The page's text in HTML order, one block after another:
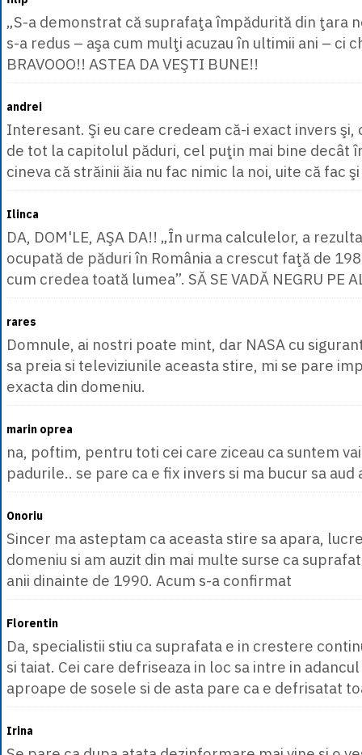
„S-a demonstrat că suprafaţa împădurită din ţara
s-a redus – aşa cum mulţi acuzau în ultimii ani – ci
BRAVOOO!! ASTEA DA VEŞTI BUNE!!
andrei
Interesant. Şi eu care credeam că-i exact invers
de tot la capitolul păduri, cel puţin mai bine decât
cineva că străinii ăia nu fac nimic la noi, uite că fac
Ilinca
DA, DOM'LE, AŞA DA!! „În urma calculelor, a
ocupată de păduri în România a crescut faţă de
cum credea toată lumea”. SĂ SE VADĂ NEGRU PE
rares
Domnule, ai nostri poate mint, dar NASA cu
sa preia si televiziunile aceasta stire, mi se pare
exacta din domeniu.
marin oprea
na, poftim, pentru toti cei care ziceau ca suntem
padurile.. se pare ca e fix invers si ma bucur sa aud
Onoriu
Sincer ma asteptam ca aceasta stire sa apara,
domeniu si am auzit din mai multe surse ca
anii dinainte de 1990. Acum s-a confirmat
Florentin
Da, specialistii stiu ca suprafata e in crestere
si taiat. Cei care defriseaza in loc sa intre in
aproape de sosele si de asta pare ca e defrisatat
Irina